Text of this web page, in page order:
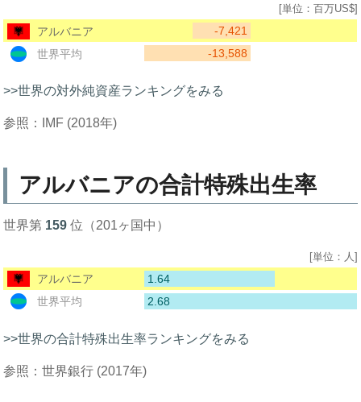
[単位：百万US$]
アルバニア
-7,421
世界平均
-13,588
>>世界の対外純資産ランキングをみる
参照：IMF (2018年)
アルバニアの合計特殊出生率
世界第 159 位（201ヶ国中）
[単位：人]
アルバニア
1.64
世界平均
2.68
>>世界の合計特殊出生率ランキングをみる
参照：世界銀行 (2017年)